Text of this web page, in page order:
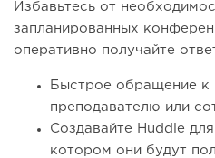
Избавьтесь от
запланированных
оперативно получайте
Быстрое обращение к
преподавателю или
Создавайте Huddle
котором они будут